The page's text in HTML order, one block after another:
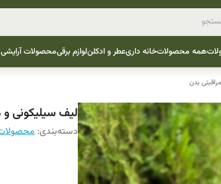
همه محصولاتخانه داریعطر و ادکلنلوازم برقیمحصولات آرایشی
بدن
لیف سیلیکونی و
دسته‌بندی: